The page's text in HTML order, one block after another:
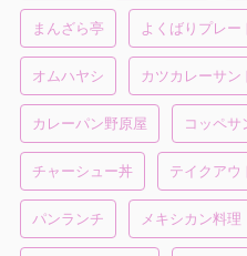
まんざら亭 よくばりプレー
オムハヤシ カツカレーサン
カレーパン野原屋 コッペサ
チャーシュー丼 テイクアウ
パンランチ メキシカン料理